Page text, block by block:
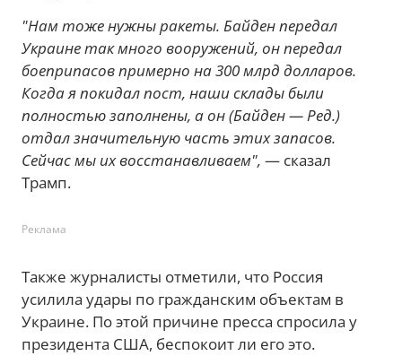
"Нам тоже нужны ракеты. Байден передал
Украине так много вооружений, он передал
боеприпасов примерно на 300 млрд долларов.
Когда я покидал пост, наши склады были
полностью заполнены, а он (Байден — Ред.)
отдал значительную часть этих запасов.
Сейчас мы их восстанавливаем", — сказал
Трамп.
Реклама
Также журналисты отметили, что Россия
усилила удары по гражданским объектам в
Украине. По этой причине пресса спросила у
президента США, беспокоит ли его это.